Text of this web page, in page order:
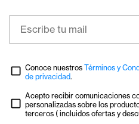
Conoce nuestros Términos y
de privacidad.
Acepto recibir comunicaciones
personalizadas sobre los
terceros ( incluidos ofertas y